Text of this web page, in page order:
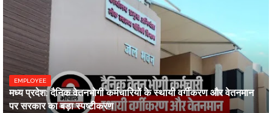
EMPLOYEE
मध्य प्रदेश: दैनिक वेतनभोगी कर्मचारियों के स्थायी वर्गीकरण और वेतनमान
पर सरकार का बड़ा स्पष्टीकरण